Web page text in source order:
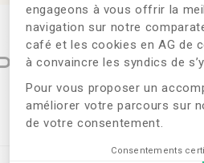
engageons à vous offrir la
navigation sur notre
café et les cookies en AG de
à convaincre les syndics de
Pour vous proposer un
améliorer votre parcours sur
de votre consentement.
Consentements
Axeptio